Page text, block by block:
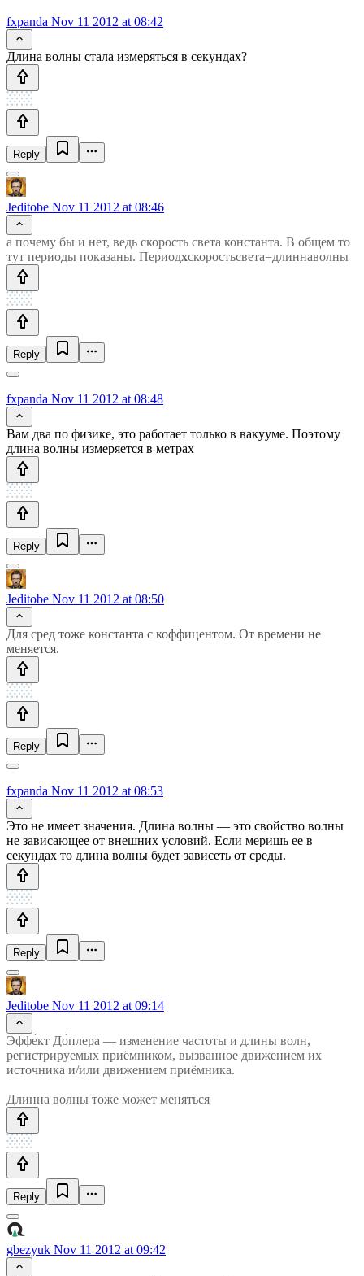
fxpanda Nov 11 2012 at 08:42
Длина волны стала измеряться в секундах?
Reply
Jeditobe Nov 11 2012 at 08:46
а почему бы и нет, ведь скорость света константа. В общем то
тут периоды показаны. Периодхскоростьсвета=длиннаволны
Reply
fxpanda Nov 11 2012 at 08:48
Вам два по физике, это работает только в вакууме. Поэтому
длина волны измеряется в метрах
Reply
Jeditobe Nov 11 2012 at 08:50
Для сред тоже константа с коффицентом. От времени не
меняется.
Reply
fxpanda Nov 11 2012 at 08:53
Это не имеет значения. Длина волны — это свойство волны
не зависающее от внешних условий. Если меришь ее в
секундах то длина волны будет зависеть от среды.
Reply
Jeditobe Nov 11 2012 at 09:14
Эффе́кт До́плера — изменение частоты и длины волн,
регистрируемых приёмником, вызванное движением их
источника и/или движением приёмника.
Длинна волны тоже может меняться
Reply
gbezyuk Nov 11 2012 at 09:42